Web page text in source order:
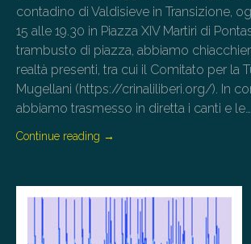
contadino di Valdisieve in Transizione,
15 alle 19.30 in Piazza XIV Martiri di
trambusto di piazza, abbiamo
realtà presenti, tra cui il Comitato per la
Mugellani (https://crinaliliberi.org/). In
abbiamo trasmesso in diretta i canti e le…
Continue reading →